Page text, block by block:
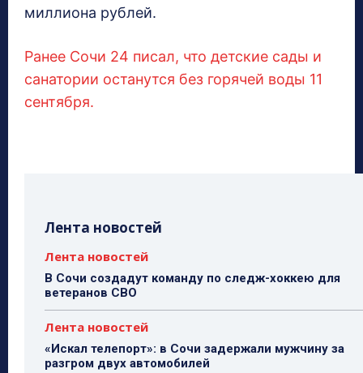
миллиона рублей.
Ранее Сочи 24 писал, что детские сады и
санатории останутся без горячей воды 11
сентября.
Лента новостей
Лента новостей
В Сочи создадут команду по следж-хоккею для
ветеранов СВО
Лента новостей
«Искал телепорт»: в Сочи задержали мужчину за
разгром двух автомобилей